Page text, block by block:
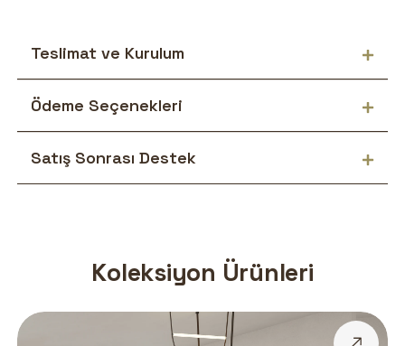
Teslimat ve Kurulum
Ödeme Seçenekleri
Satış Sonrası Destek
Koleksiyon Ürünleri